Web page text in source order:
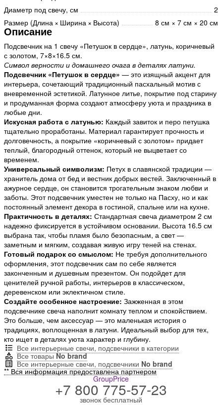
Диаметр под свечу, см
2
Размер (Длина × Ширина × Высота)
8 см × 7 см × 20 см
Описание
Подсвечник на 1 свечу «Петушок в сердце», латунь, коричневый
с золотом, 7×8×16.5 см.
Символ верности и домашнего очага в деталях латуни.
Подсвечник «Петушок в сердце» — это изящный акцент для
интерьера, сочетающий традиционный пасхальный мотив с
вневременной эстетикой. Латунное литье, покрытие под старину
и продуманная форма создают атмосферу уюта и праздника в
любые дни.
Искусная работа с латунью: Каждый завиток и перо петушка
тщательно проработаны. Материал гарантирует прочность и
долговечность, а покрытие «коричневый с золотом» придает
теплый, благородный оттенок, который не выцветает со
временем.
Универсальный символизм: Петух в славянской традиции —
хранитель дома от бед и вестник добрых вестей. Заключенный в
ажурное сердце, он становится трогательным знаком любви и
заботы. Этот подсвечник уместен не только на Пасху, но и как
постоянный элемент декора в гостиной, спальне или на кухне.
Практичность в деталях: Стандартная свеча диаметром 2 см
надежно фиксируется в устойчивом основании. Высота 16.5 см
выбрана так, чтобы пламя было безопасным, а свет —
заметным и мягким, создавая живую игру теней на стенах.
Готовый подарок со смыслом: Не требуя дополнительного
оформления, этот подсвечник сам по себе является
законченным и душевным презентом. Он подойдет для
ценителей ручной работы, интерьеров в классическом,
деревенском или эклектичном стиле.
Создайте особенное настроение: Зажженная в этом
подсвечнике свеча наполнит комнату теплом и спокойствием.
Это больше, чем аксессуар — это маленькая история о
традициях, воплощенная в латуни. Идеальный выбор для тех,
кто ищет в деталях уюта характер и глубину.
Все интерьерные свечи, подсвечники в категории
Все товарыNo brand
Все интерьерные свечи, подсвечники No brand
** Вся информация предоставлена партнером
GroupPrice
+7 800 775-57-23
звонок бесплатный